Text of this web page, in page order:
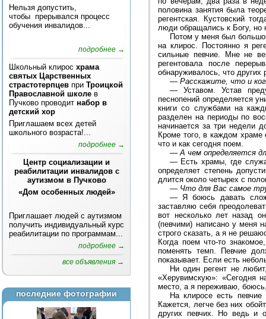
Нельзя допустить,
чтобы прерывался процесс
обучения инвалидов...
подробнее →
Школьный клирос храма
святых Царственных
страстотерпцев при Троицкой
Православной школе в
Пучково проводит набор в
детский хор
Приглашаем всех детей
школьного возраста!...
подробнее →
Центр социализации и
реабилитации инвалидов с
аутизмом в Пучково
«Дом особенных людей»
Приглашает людей с аутизмом
получить индивидуальный курс
реабилитации по программам...
подробнее →
все объявления →
последние фотографии
половина занятия была
регентская. Кустовский
люди обращались к Богу, но
Потом у меня был
на клирос. Постоянно я
сильные певчие. Мне не
регентовала после
обнаруживалось, что других
— Расскажите, что и
— Уставом. Устав
песнопений определяется
книги со службами на
разделен на периоды по
начинается за три недели
Кроме того, в каждом
что и как сегодня поем.
—А чем определяется
— Есть храмы, где
определяет степень
длится около четырех с
— Что для Вас самое
— Я боюсь давать
заставляю себя
вот несколько лет назад
(певчими) написано у меня
строго сказать, а я не
Когда поем что-то
поменять темп. Певчие
показывает. Если есть
Ни один регент не
«Херувимскую»: «Сегодня
место, а я переживаю,
На клиросе есть
Кажется, легче без них
других певчих. Но ведь и